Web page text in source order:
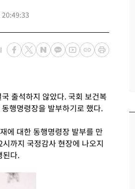
출석하지 않았다. 국회 보건복
행명령장을 발부하기로 했다.
에 대한 동행명령장 발부를 만
까지 국정감사 현장에 나오지
된다.